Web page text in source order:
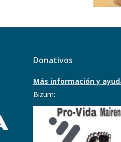
Donativos
Más información y
Bizum: